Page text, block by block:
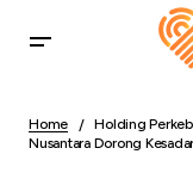
Medika
Lingkungan
Home
Holding
Nusantara Dorong